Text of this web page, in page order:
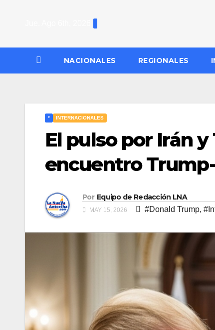
NACIONALES REGIONALES
* INTERNACIONALES
El pulso por Irán
encuentro
Por Equipo de Redacción LNA
MAY 15, 2026 #Donald Trump,